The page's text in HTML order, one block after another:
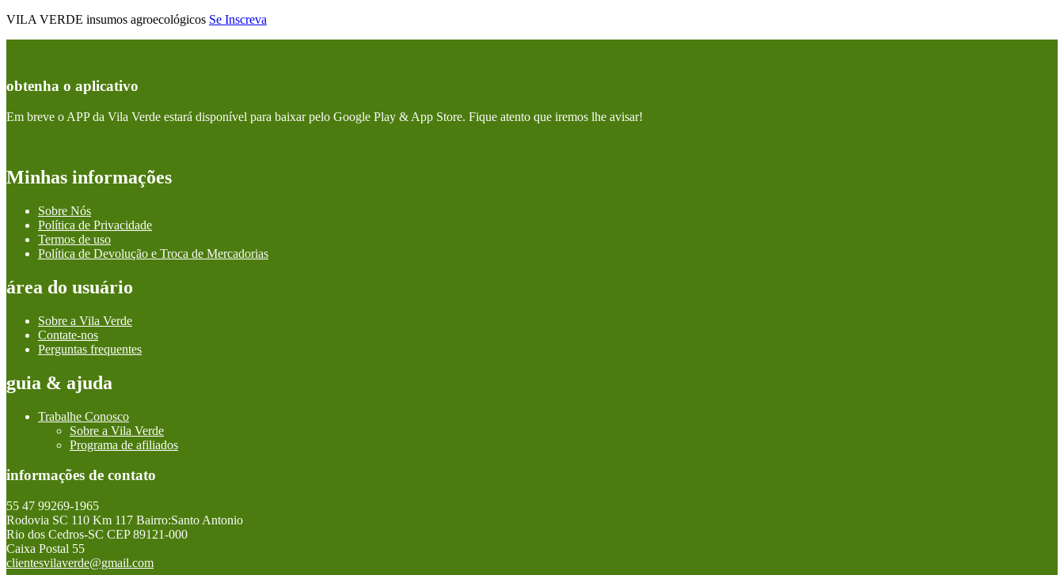
VILA VERDE insumos agroecológicos Se Inscreva
obtenha o aplicativo
Em breve o APP da Vila Verde estará disponível para baixar pelo Google Play & App Store. Fique atento que iremos lhe avisar!
Minhas informações
Sobre Nós
Política de Privacidade
Termos de uso
Política de Devolução e Troca de Mercadorias
área do usuário
Sobre a Vila Verde
Contate-nos
Perguntas frequentes
guia & ajuda
Trabalhe Conosco
Sobre a Vila Verde
Programa de afiliados
informações de contato
55 47 99269-1965
Rodovia SC 110 Km 117 Bairro:Santo Antonio
Rio dos Cedros-SC CEP 89121-000
Caixa Postal 55
clientesvilaverde@gmail.com